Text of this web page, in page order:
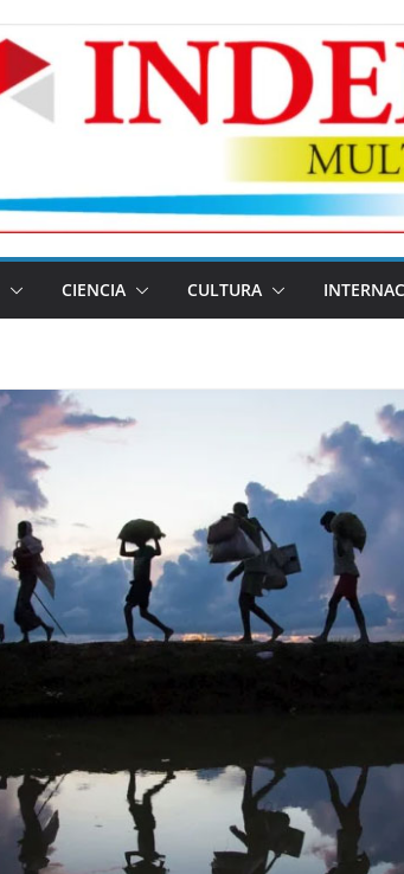
CIENCIA CULTURA